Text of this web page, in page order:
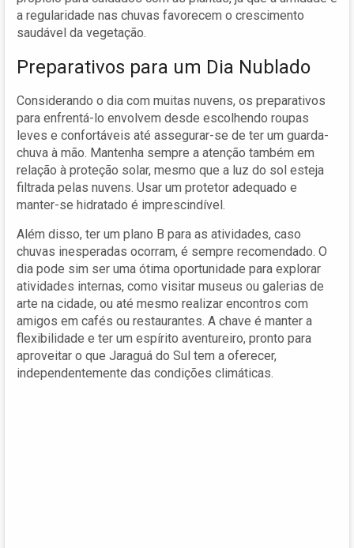
a regularidade nas chuvas favorecem o crescimento
saudável da vegetação.
Preparativos para um Dia Nublado
Considerando o dia com muitas nuvens, os preparativos
para enfrentá-lo envolvem desde escolhendo roupas
leves e confortáveis até assegurar-se de ter um guarda-
chuva à mão. Mantenha sempre a atenção também em
relação à proteção solar, mesmo que a luz do sol esteja
filtrada pelas nuvens. Usar um protetor adequado e
manter-se hidratado é imprescindível.
Além disso, ter um plano B para as atividades, caso
chuvas inesperadas ocorram, é sempre recomendado. O
dia pode sim ser uma ótima oportunidade para explorar
atividades internas, como visitar museus ou galerias de
arte na cidade, ou até mesmo realizar encontros com
amigos em cafés ou restaurantes. A chave é manter a
flexibilidade e ter um espírito aventureiro, pronto para
aproveitar o que Jaraguá do Sul tem a oferecer,
independentemente das condições climáticas.